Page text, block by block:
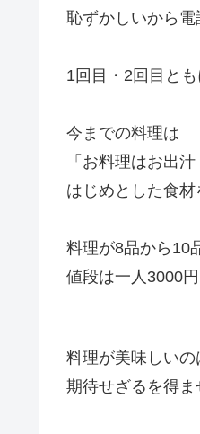
恥ずかしいから
1回目・2回目と
今までの料理は
「お料理はお出
はじめとした食
料理が8品から10
値段は一人3000
料理が美味しい
期待せざるを得ま